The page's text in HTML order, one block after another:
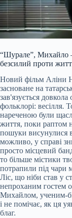
“Шурале”, Михайло
безсилий проти
Новий фільм Аліни
засноване на
зав'язується
фольклорі: весілля.
нареченою були
життя, поки раптом
пошуки висунулися
можливо, у справі
просто місцевий
то більше містики
потрапили під чари
Ліс, що ніби став у
непроханим гостем
Михайлом, ученим-
і не помічає, як ця
благ.